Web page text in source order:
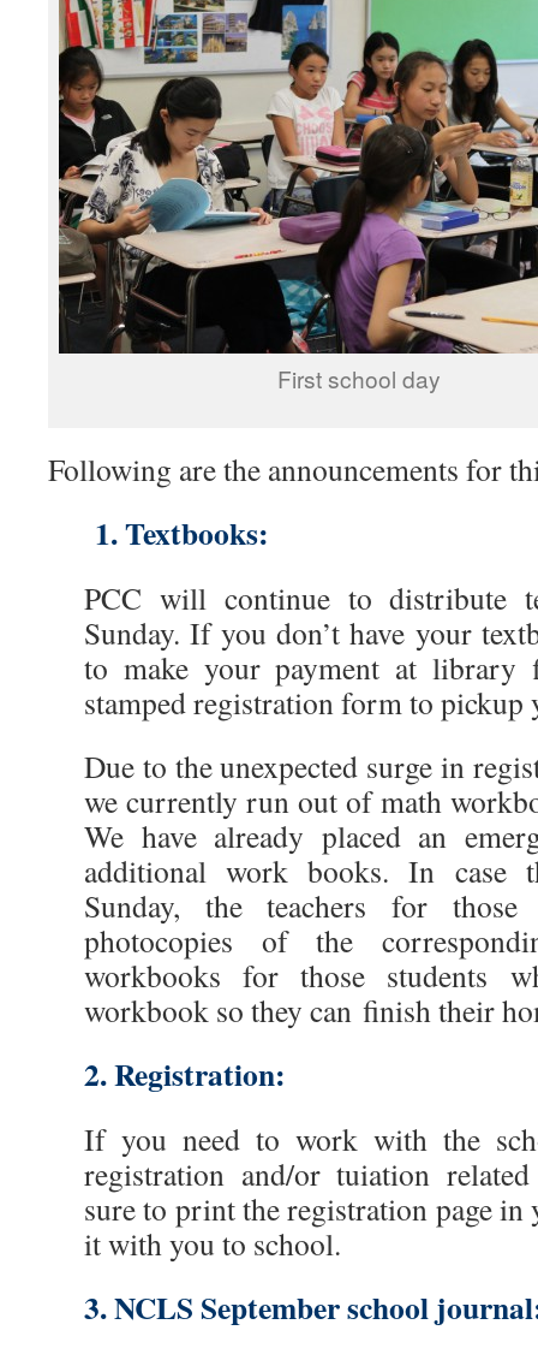
First school day
Following are the announcements for
1. Textbooks:
PCC will continue to distribute
Sunday. If you don’t have your
to make your payment at library
stamped registration form to
Due to the unexpected surge in
we currently run out of math
We have already placed an
additional work books. In case
Sunday, the teachers for
photocopies of the
workbooks for those students
workbook so they can finish their
2. Registration:
If you need to work with the
registration and/or tuiation
sure to print the registration page
it with you to school.
3. NCLS September school